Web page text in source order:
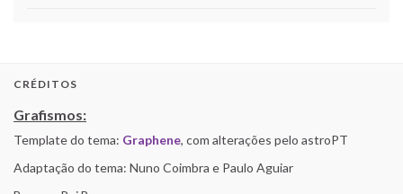
CRÉDITOS
Grafismos:
Template do tema: Graphene, com alterações pelo astroPT
Adaptação do tema: Nuno Coimbra e Paulo Aguiar